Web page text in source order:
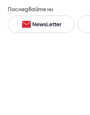
Последвайте ни
NewsLetter